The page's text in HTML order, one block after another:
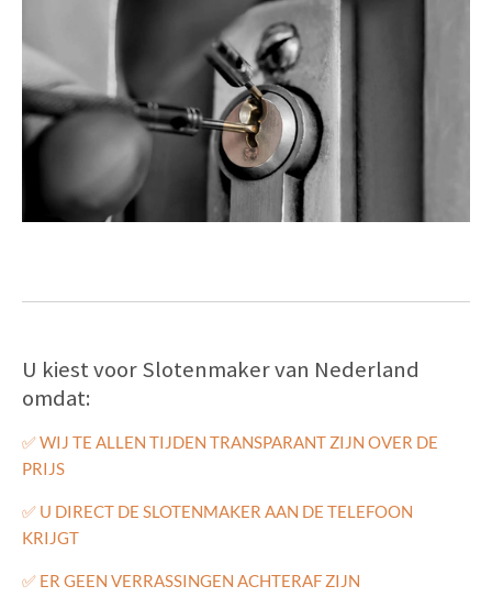
U kiest voor Slotenmaker van Nederland
omdat:
✅WIJ TE ALLEN TIJDEN TRANSPARANT ZIJN OVER DE
PRIJS
✅ U DIRECT DE SLOTENMAKER AAN DE TELEFOON
KRIJGT
✅ ER GEEN VERRASSINGEN ACHTERAF ZIJN